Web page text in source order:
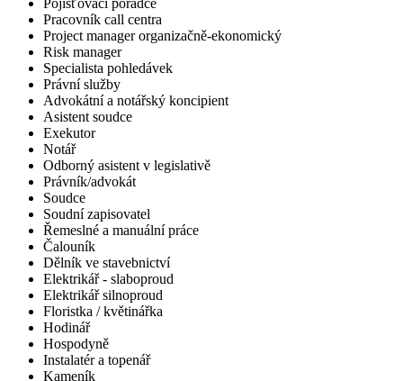
Pojišťovací poradce
Pracovník call centra
Project manager organizačně-ekonomický
Risk manager
Specialista pohledávek
Právní služby
Advokátní a notářský koncipient
Asistent soudce
Exekutor
Notář
Odborný asistent v legislativě
Právník/advokát
Soudce
Soudní zapisovatel
Řemeslné a manuální práce
Čalouník
Dělník ve stavebnictví
Elektrikář - slaboproud
Elektrikář silnoproud
Floristka / květinářka
Hodinář
Hospodyně
Instalatér a topenář
Kameník